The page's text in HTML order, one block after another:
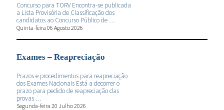
Concurso para TORV Encontra-se publicada
a Lista Provisória de Classificação dos
candidatos ao Concurso Público de …
Quinta-feira 06 Agosto 2026
Exames – Reapreciação
Prazos e procedimentos para reapreciação
dos Exames Nacionais Está a decorrer o
prazo para pedido de reapreciação das
provas …
Segunda-feira 20 Julho 2026